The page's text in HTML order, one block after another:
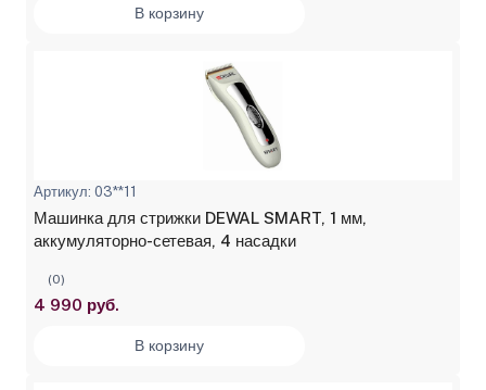
В корзину
Артикул: 03**11
Машинка для стрижки DEWAL SMART, 1 мм,
аккумуляторно-сетевая, 4 насадки
(0)
4 990 руб.
В корзину